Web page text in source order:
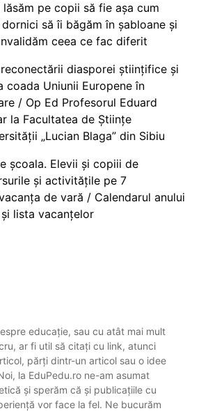
pe copii să fie așa cum
să îi băgăm în șabloane și
ceea ce fac diferit
diasporei științifice și
coada Uniunii Europene în
/ Op Ed Profesorul Eduard
la Facultatea de Științe
„Lucian Blaga” din Sibiu
școala. Elevii și copiii de
și activitățile pe 7
de vară / Calendarul anului
lista vacanțelor
educație, sau cu atât mai mult
ar fi util să citați cu link, atunci
părți dintr-un articol sau o idee
la EduPedu.ro ne-am asumat
și sperăm că și publicațiile cu
vor face la fel. Ne bucurăm